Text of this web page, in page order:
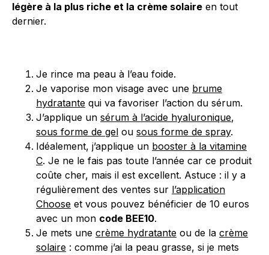
légère à la plus riche et la crème solaire en tout
dernier.
Je rince ma peau à l’eau foide.
Je vaporise mon visage avec une brume
hydratante qui va favoriser l’action du sérum.
J’applique un sérum à l’acide hyaluronique,
sous forme de gel ou sous forme de spray.
Idéalement, j’applique un booster à la vitamine
C. Je ne le fais pas toute l’année car ce produit
coûte cher, mais il est excellent. Astuce : il y a
régulièrement des ventes sur l’application
Choose et vous pouvez bénéficier de 10 euros
avec un mon code BEE10.
Je mets une crème hydratante ou de la crème
solaire : comme j’ai la peau grasse, si je mets